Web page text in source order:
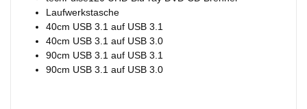
Laufwerkstasche
40cm USB 3.1 auf USB 3.1
40cm USB 3.1 auf USB 3.0
90cm USB 3.1 auf USB 3.1
90cm USB 3.1 auf USB 3.0